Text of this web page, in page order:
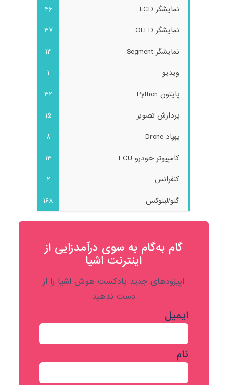
نمایشگر LCD
46
نمایشگر OLED
37
نمایشگر Segment
13
ویدیو
1
پایتون Python
32
پردازش تصویر
15
پهپاد Drone
8
کامپیوتر خودرو ECU
13
کنفرانس
2
گنو/لینوکس
168
گام به‌گام به‌ سوی درآمدزایی از
اینترنت اشیا
اپیزودهای جدید پادکست هوش اشیا را از
دست ندهید
ایمیل
نام